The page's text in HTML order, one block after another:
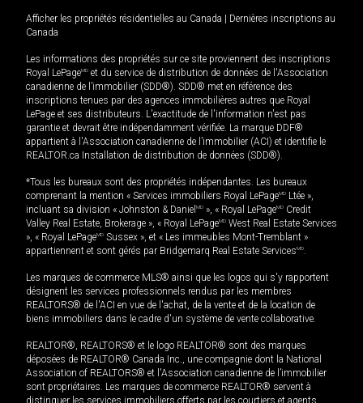
Afficher les propriétés résidentielles au Canada
Dernières inscriptions au
Canada
Les informations des propriétés sur ce site proviennent des inscriptions
Royal LePageMD et du service de distribution de données de l'Association
canadienne de l’immobilier (SDD®). SDD® met en référence des
inscriptions tenues par des agences immobilières autres que Royal
LePage et ses distributeurs. L'exactitude de l'information n'est pas
garantie et devrait être indépendamment vérifiée. La marque DDF®
appartient à l'Association canadienne de l’immobilier (ACI) et identifie le
REALTOR.ca Installation de distribution de données (SDD®).
*Tous les bureaux sont des propriétés indépendantes. Les bureaux
comprenant la mention « Services immobiliers Royal LePageMD Ltée »,
incluant sa division « Johnston & Daniel MD », « Royal LePageMD Credit
Valley Real Estate, Brokerage », « Royal LePageMD West Real Estate Services
», « Royal LePageMD Sussex », et « Les immeubles Mont-Tremblant »
appartiennent et sont gérés par Bridgemarq Real Estate ServicesMD.
Les marques de commerce MLS® ainsi que les logos qui s'y rapportent
désignent les services professionnels rendus par les membres
REALTORS® de l'ACI en vue de l'achat, de la vente et de la location de
biens immobiliers dans le cadre d'un système de vente collaborative.
REALTOR®, REALTORS® et le logo REALTOR® sont des marques
déposées de REALTOR® Canada Inc., une compagnie dont la National
Association of REALTORS® et l'Association canadienne de l’immobilier
sont propriétaires. Les marques de commerce REALTOR® servent à
distinguer les services immobiliers offerts par les courtiers et agents